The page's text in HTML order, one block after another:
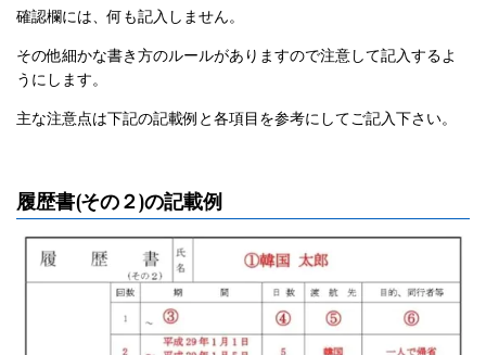
確認欄には、何も記入しません。
その他細かな書き方のルールがありますので注意して記入するよ
うにします。
主な注意点は下記の記載例と各項目を参考にしてご記入下さい。
履歴書(その２)の記載例